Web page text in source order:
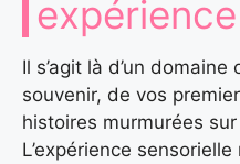
Il s’agit là d’un
souvenir, de vos
histoires murmurées sur
L’expérience